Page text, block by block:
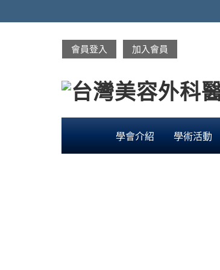
會員登入 加入會員
學會介紹 學術活動